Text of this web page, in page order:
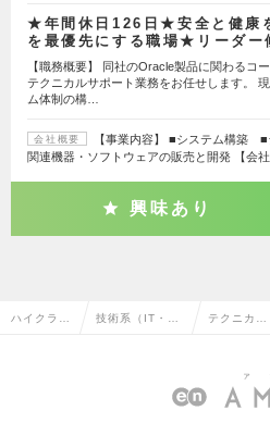
★年間休日126日★安全と健康
を最優先にする職場★リーダー
【職務概要】 同社のOracle製品に関わるコ
テクニカルサポート業務をお任せします。
ム体制の構…
会社概要
【事業内容】 ■システム構築
関連機器・ソフトウェアの販売と開発 【会
興味あり
ハイクラス 技術系（IT・W テクニカル